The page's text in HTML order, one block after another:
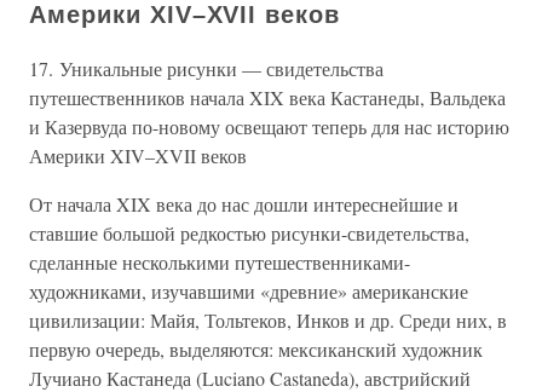
Америки XIV–XVII веков
17. Уникальные рисунки — свидетельства
путешественников начала XIX века Кастанеды, Вальдека
и Казервуда по-новому освещают теперь для нас историю
Америки XIV–XVII веков
От начала XIX века до нас дошли интереснейшие и
ставшие большой редкостью рисунки-свидетельства,
сделанные несколькими путешественниками-
художниками, изучавшими «древние» американские
цивилизации: Майя, Тольтеков, Инков и др. Среди них, в
первую очередь, выделяются: мексиканский художник
Лучиано Кастанеда (Luciano Castaneda), австрийский